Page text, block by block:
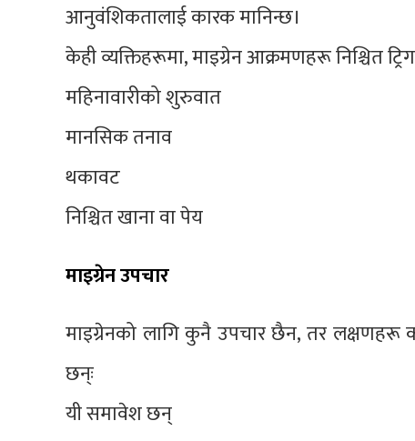
आनुवंशिकतालाई कारक मानिन्छ।
केही व्यक्तिहरूमा, माइग्रेन आक्रमणहरू निश्चित
महिनावारीको शुरुवात
मानसिक तनाव
थकावट
निश्चित खाना वा पेय
माइग्रेन उपचार
माइग्रेनको लागि कुनै उपचार छैन, तर लक्षणहरू
छन्ः
यी समावेश छन्